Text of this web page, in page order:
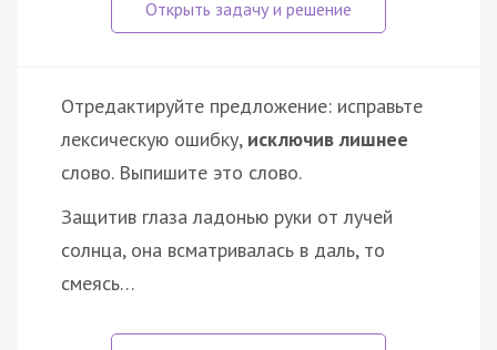
Отредактируйте предложение: исправьте
лексическую ошибку, исключив лишнее
слово. Выпишите это слово.
Защитив глаза ладонью руки от лучей
солнца, она всматривалась в даль, то
смеясь…